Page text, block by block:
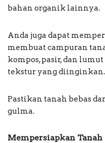
bahan organik lainnya.
Anda juga dapat
membuat campuran
kompos, pasir, dan
tekstur yang diinginkan.
Pastikan tanah bebas
gulma.
Mempersiapkan